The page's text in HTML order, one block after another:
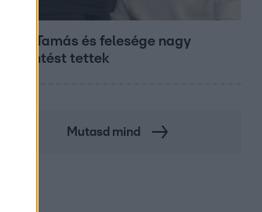
Veréb Tamás és felesége nagy
bejelentést tettek
Mutasd mind